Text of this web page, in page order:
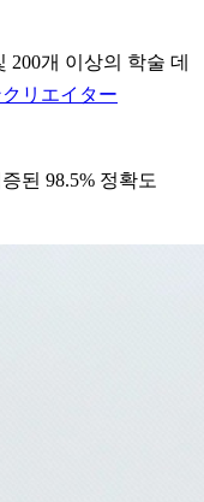
リエイター
200개 이상의 학술 데
된 98.5% 정확도